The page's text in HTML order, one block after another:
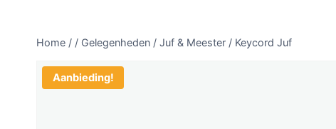
Home / / Gelegenheden / Juf & Meester / Keycord Juf
Aanbieding!